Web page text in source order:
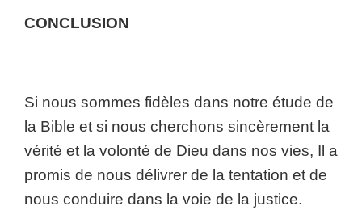
CONCLUSION
Si nous sommes fidèles dans notre étude de
la Bible et si nous cherchons sincèrement la
vérité et la volonté de Dieu dans nos vies, Il a
promis de nous délivrer de la tentation et de
nous conduire dans la voie de la justice.